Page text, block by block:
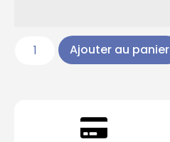
Ajouter au panier